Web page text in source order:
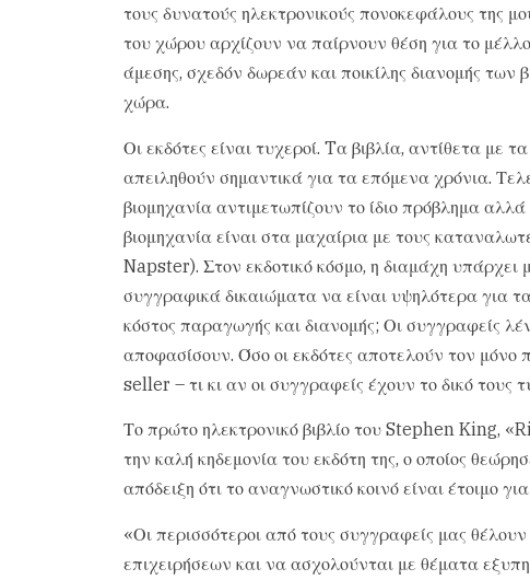
τους δυνατούς ηλεκτρονικούς πονοκεφάλους της
του χώρου αρχίζουν να παίρνουν θέση για το
άμεσης, σχεδόν δωρεάν και ποικίλης διανομής των
χώρα.
Οι εκδότες είναι τυχεροί. Tα βιβλία, αντίθετα με
απειληθούν σημαντικά για τα επόμενα χρόνια.
βιομηχανία αντιμετωπίζουν το ίδιο πρόβλημα
βιομηχανία είναι στα μαχαίρια με τους
Napster). Στον εκδοτικό κόσμο, η διαμάχη
συγγραφικά δικαιώματα να είναι υψηλότερα για
κόστος παραγωγής και διανομής; Οι συγγραφείς
αποφασίσουν. Όσο οι εκδότες αποτελούν τον
seller – τι κι αν οι συγγραφείς έχουν το δικό τους
Το πρώτο ηλεκτρονικό βιβλίο του Stephen King,
την καλή κηδεμονία του εκδότη της, ο οποίος
απόδειξη ότι το αναγνωστικό κοινό είναι έτοιμο
«Οι περισσότεροι από τους συγγραφείς μας
επιχειρήσεων και να ασχολούνται με θέματα